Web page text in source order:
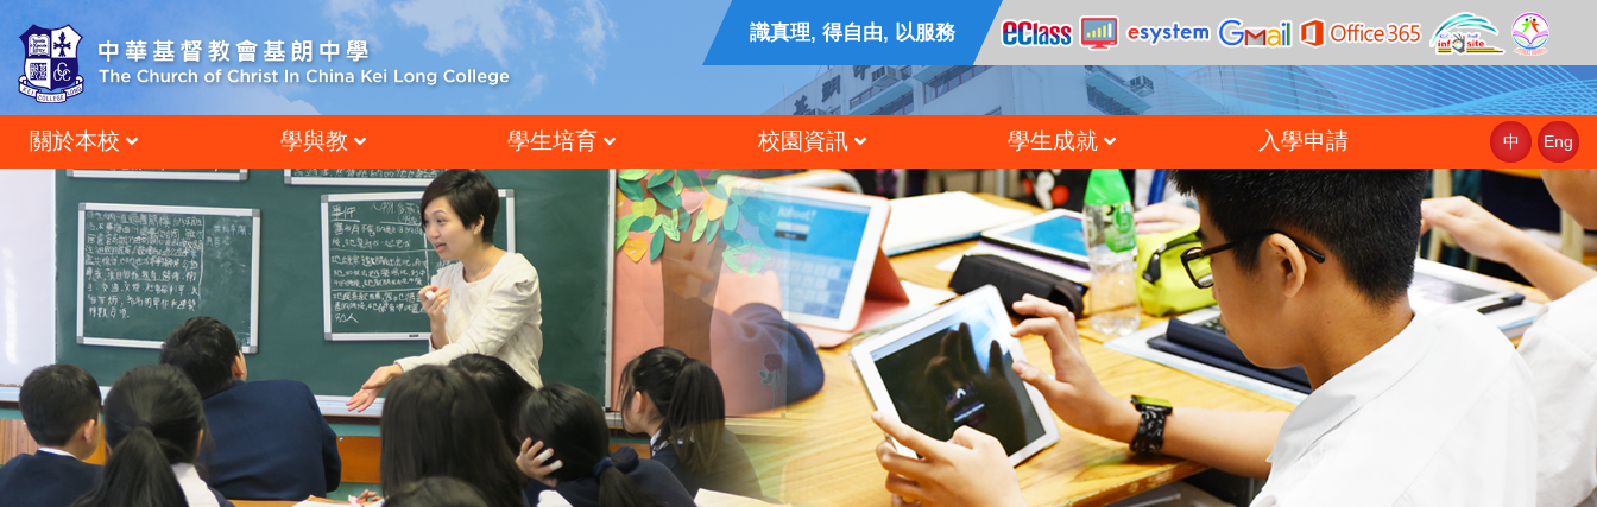
識真理, 得自由, 以服務
關於本校 學與教 學生培育 校園資訊 學生成就 入學申請 中 Eng